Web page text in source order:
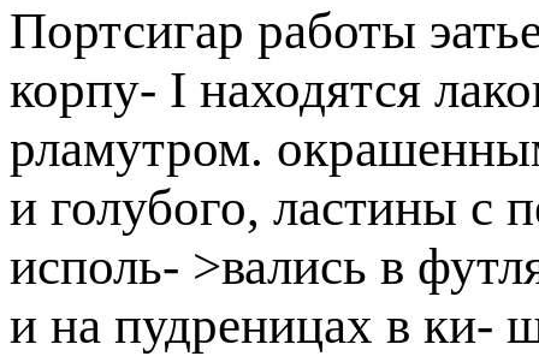
Портсигар работы
корпу- I находятся
рламутром.
и голубого, ластины с
исполь- >вались в
и на пудреницах в ки-